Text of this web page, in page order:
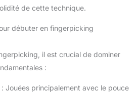
de cette technique.
débuter en fingerpicking
il est crucial de dominer
:
: Jouées principalement avec le pouce